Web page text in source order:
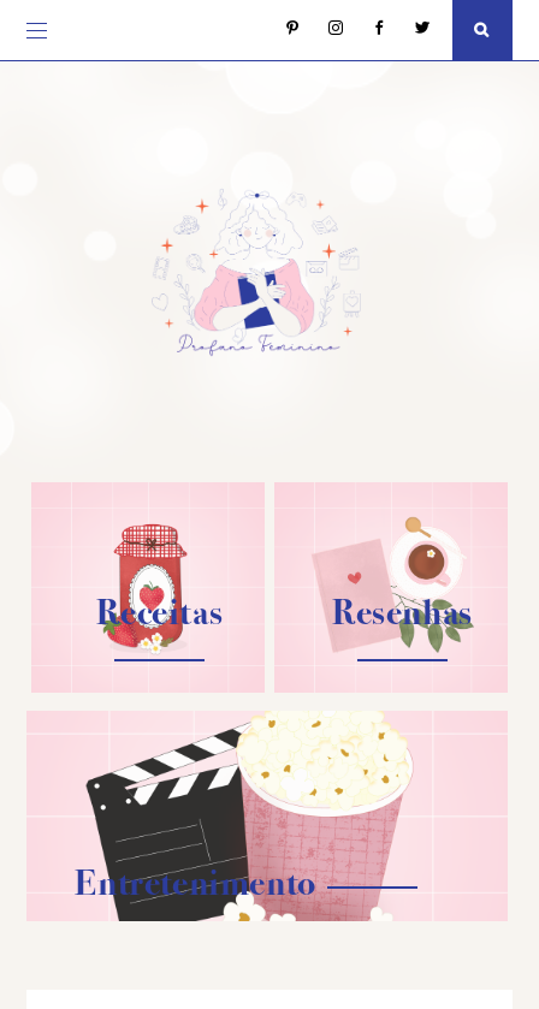
Receitas Resenhas
Entretenimento